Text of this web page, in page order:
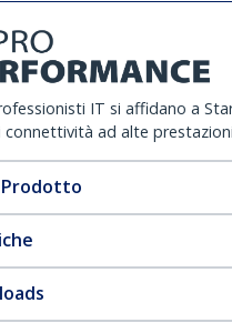
IT si affidano a
connettività ad alte
Prodotto